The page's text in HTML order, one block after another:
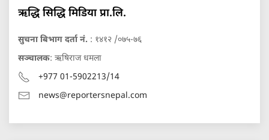
ऋद्धि सिद्धि मिडिया प्रा.लि.
सुचना बिभाग दर्ता नं. : १४१२ /०७५-७६
सञ्चालक: ऋषिराज धमला
+977 01-5902213/14
news@reportersnepal.com